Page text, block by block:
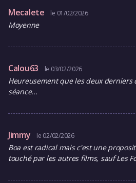
Mecalete le 01/02/2026
Moyenne
Calou63 le 03/02/2026
Heureusement que les deux derniers
séance...
Jimmy le 02/02/2026
Boa est radical mais c'est une
touché par les autres films, sauf Les